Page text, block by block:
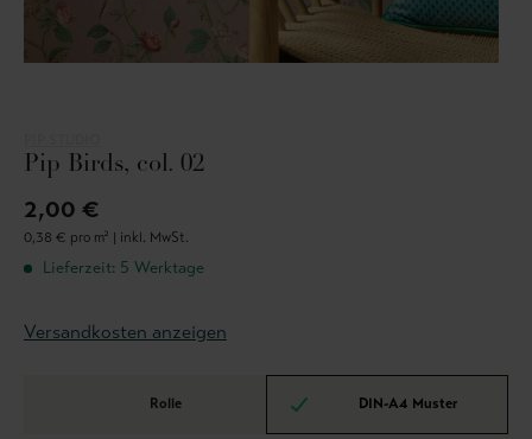
Pip Birds, col. 02
2,00 €
0,38 € pro m² | inkl. MwSt.
Lieferzeit: 5 Werktage
Versandkosten anzeigen
Rolle DIN-A4 Muster